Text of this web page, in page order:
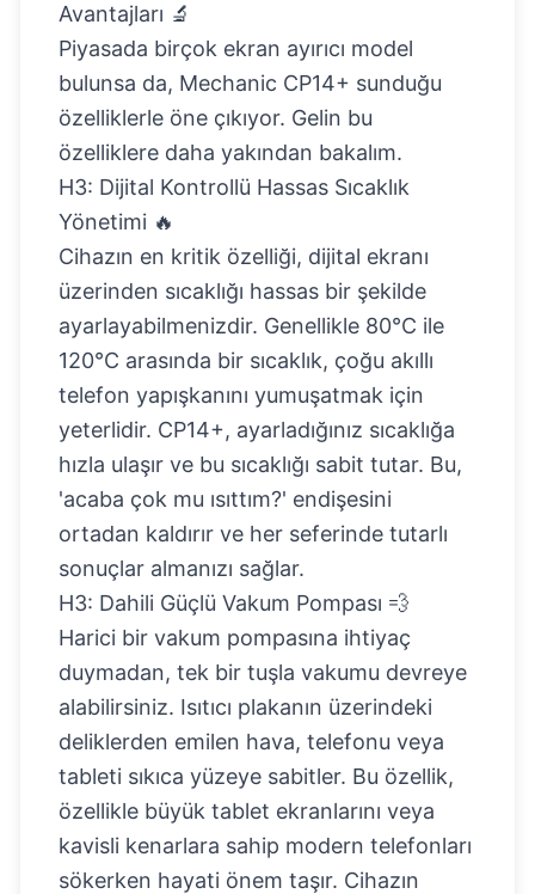
Avantajları 🔬
Piyasada birçok ekran ayırıcı model
bulunsa da, Mechanic CP14+ sunduğu
özelliklerle öne çıkıyor. Gelin bu
özelliklere daha yakından bakalım.
H3: Dijital Kontrollü Hassas Sıcaklık
Yönetimi 🔥
Cihazın en kritik özelliği, dijital ekranı
üzerinden sıcaklığı hassas bir şekilde
ayarlayabilmenizdir. Genellikle 80°C ile
120°C arasında bir sıcaklık, çoğu akıllı
telefon yapışkanını yumuşatmak için
yeterlidir. CP14+, ayarladığınız sıcaklığa
hızla ulaşır ve bu sıcaklığı sabit tutar. Bu,
'acaba çok mu ısıttım?' endişesini
ortadan kaldırır ve her seferinde tutarlı
sonuçlar almanızı sağlar.
H3: Dahili Güçlü Vakum Pompası 💨
Harici bir vakum pompasına ihtiyaç
duymadan, tek bir tuşla vakumu devreye
alabilirsiniz. Isıtıcı plakanın üzerindeki
deliklerden emilen hava, telefonu veya
tableti sıkıca yüzeye sabitler. Bu özellik,
özellikle büyük tablet ekranlarını veya
kavisli kenarlara sahip modern telefonları
sökerken hayati önem taşır. Cihazın